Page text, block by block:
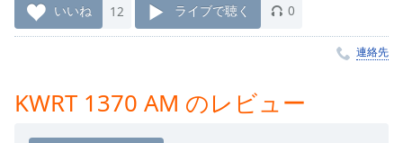
Remaining
Time-
Playback
いいね 12 ライブで聴く 0
連絡先
KWRT 1370 AM のレビュー